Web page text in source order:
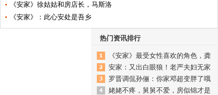
《安家》徐姑姑和房店长，马斯洛
《安家》：此心安处是吾乡
热门资讯排行
《安家》最受女性喜欢的角色，龚
安家：又出白眼狼！老严夫妇无家
罗晋调侃孙俪：你家邓超变胖了哦
姥姥不疼，舅舅不爱，房似锦才是